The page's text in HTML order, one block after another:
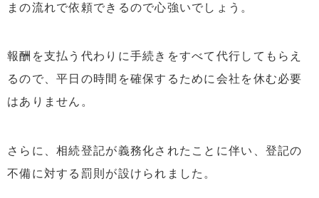
まの流れで依頼できるので心強いでしょう。
報酬を支払う代わりに手続きをすべて代行してもらえ
るので、平日の時間を確保するために会社を休む必要
はありません。
さらに、相続登記が義務化されたことに伴い、登記の
不備に対する罰則が設けられました。